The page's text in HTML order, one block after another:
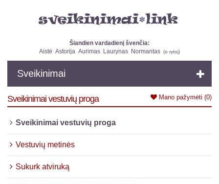
Šiandien vardadienį švenčia:
Aistė Astorija Aurimas Laurynas Normantas (o rytoj)
Sveikinimai
Mano pažymėti (0)
Sveikinimai vestuvių proga
Sveikinimai vestuvių proga
Vestuvių metinės
Sukurk atviruką